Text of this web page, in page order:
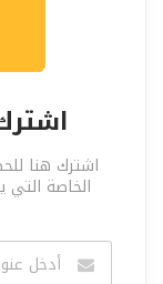
اشترك هنا
الخاصة